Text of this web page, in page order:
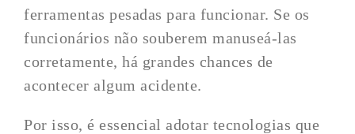
ferramentas pesadas para funcionar. Se os
funcionários não souberem manuseá-las
corretamente, há grandes chances de
acontecer algum acidente.
Por isso, é essencial adotar tecnologias que